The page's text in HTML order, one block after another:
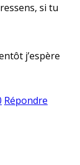
si tu
j’espère
Répondre